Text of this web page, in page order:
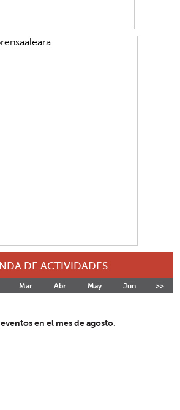
DE ACTIVIDADES
Mar Abr May Jun Jul
>>
en el mes de agosto.